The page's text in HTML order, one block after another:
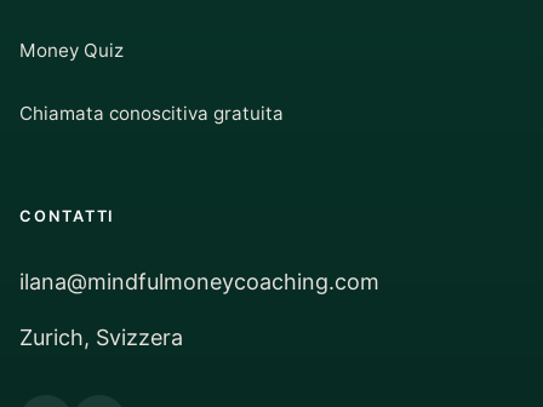
Money Quiz
Chiamata conoscitiva gratuita
CONTATTI
ilana@mindfulmoneycoaching.com
Zurich, Svizzera